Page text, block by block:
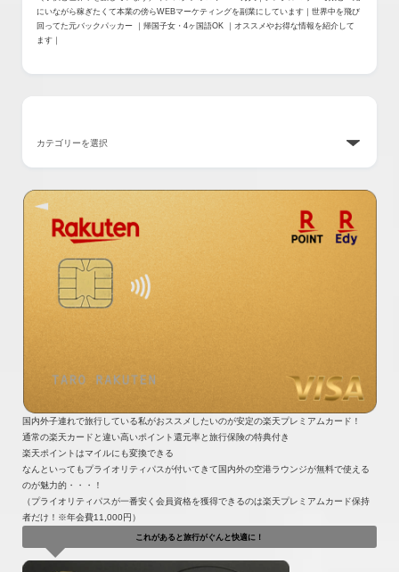
にいながら稼ぎたくて本業の傍らWEBマーケティングを副業にしています｜世界中を飛び
回ってた元バックパッカー ｜帰国子女・4ヶ国語OK ｜オススメやお得な情報を紹介して
ます｜
国内外子連れで旅行している私がおススメしたいのが安定の楽天プレミアムカード！
通常の楽天カードと違い高いポイント還元率と旅行保険の特典付き
楽天ポイントはマイルにも変換できる
なんといってもプライオリティパスが付いてきて国内外の空港ラウンジが無料で使える
のが魅力的・・・！
（プライオリティパスが一番安く会員資格を獲得できるのは楽天プレミアムカード保持
者だけ！※年会費11,000円）
これがあると旅行がぐんと快適に！